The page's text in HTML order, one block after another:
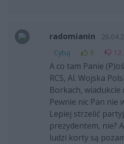
radomianin
Cytuj
8 12
A co tam Panie
RCS, Al. Wojska
Borkach, wiadukcie
Pewnie nic Pan nie
Lepiej strzelić
prezydentem, nie?
ludzi korty są